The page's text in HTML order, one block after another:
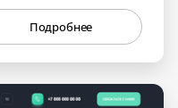
Подробнее